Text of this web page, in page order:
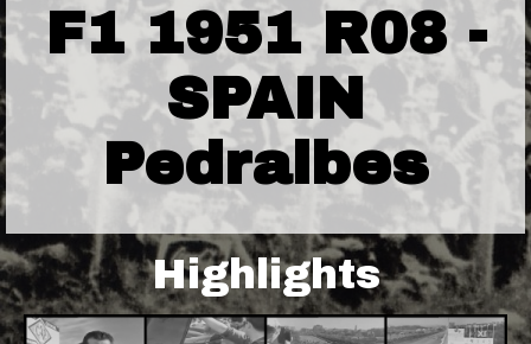
F1 1951 R08 -
SPAIN
Pedralbes
Highlights